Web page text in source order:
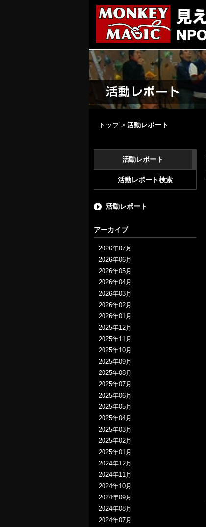
トップ> 活動レポート
活動レポート
活動レポート検索
活動レポート
アーカイブ
2026年07月
2026年06月
2026年05月
2026年04月
2026年03月
2026年02月
2026年01月
2025年12月
2025年11月
2025年10月
2025年09月
2025年08月
2025年07月
2025年06月
2025年05月
2025年04月
2025年03月
2025年02月
2025年01月
2024年12月
2024年11月
2024年10月
2024年09月
2024年08月
2024年07月